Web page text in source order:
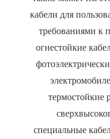
кабели для
требованиями к
огнестойкие
термостойкие
специальные